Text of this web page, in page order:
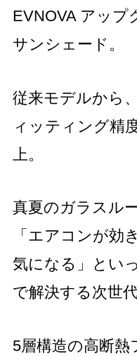
EVNOVA アップ
サンシェード。
従来モデルから
ィッティング精
上。
真夏のガラスル
「エアコンが効
気になる」とい
で解決する次世
5層構造の高断熱